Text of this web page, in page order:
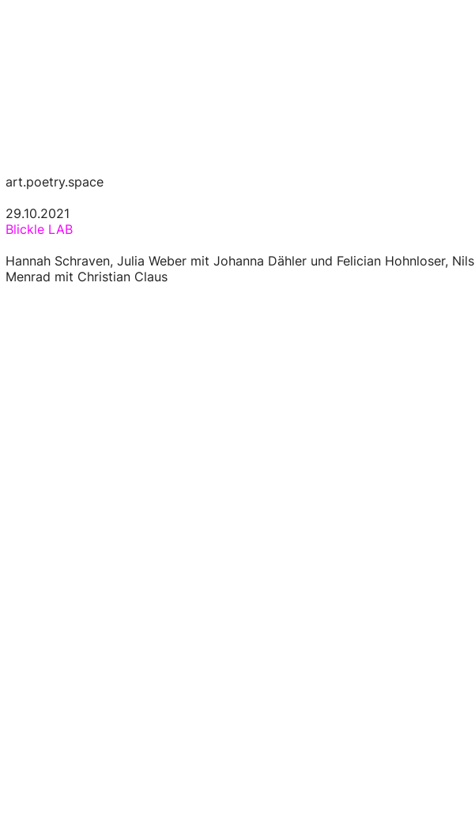
art.poetry.space
29.10.2021
Blickle LAB
Hannah Schraven, Julia Weber mit Johanna Dähler und Felician Hohnloser, Nils
Menrad mit Christian Claus